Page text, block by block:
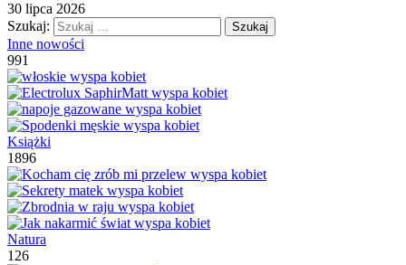
30 lipca 2026
Szukaj:
Inne nowości
991
Książki
1896
Natura
126